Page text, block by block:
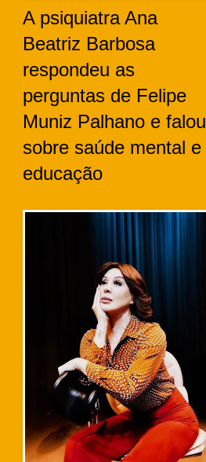
A psiquiatra Ana
Beatriz Barbosa
respondeu as
perguntas de Felipe
Muniz Palhano e falou
sobre saúde mental e
educação